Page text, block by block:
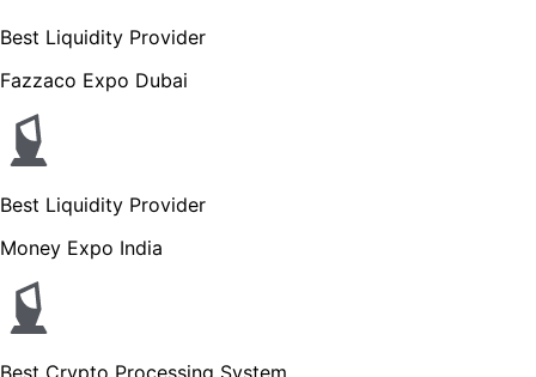
Best Liquidity Provider
Fazzaco Expo Dubai
Best Liquidity Provider
Money Expo India